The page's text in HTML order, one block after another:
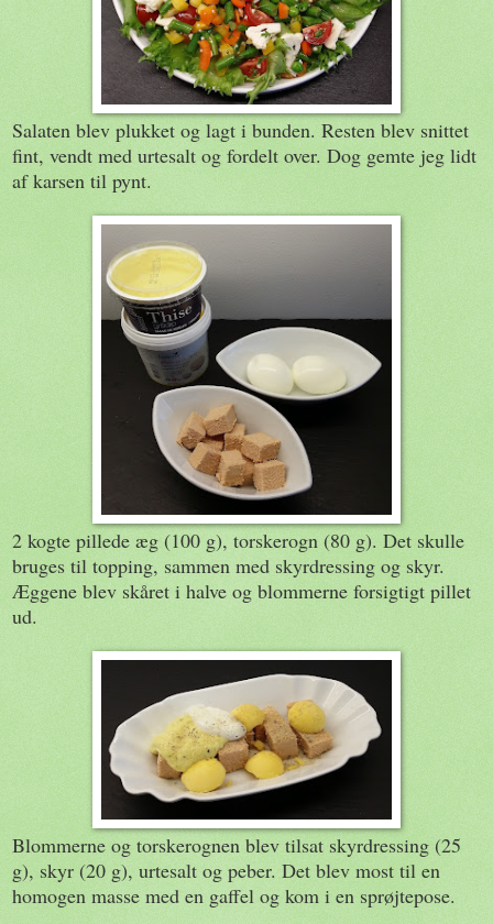
Salaten blev plukket og lagt i bunden. Resten blev snittet
fint, vendt med urtesalt og fordelt over. Dog gemte jeg lidt
af karsen til pynt.
2 kogte pillede æg (100 g), torskerogn (80 g). Det skulle
bruges til topping, sammen med skyrdressing og skyr.
Æggene blev skåret i halve og blommerne forsigtigt pillet
ud.
Blommerne og torskerognen blev tilsat skyrdressing (25
g), skyr (20 g), urtesalt og peber. Det blev most til en
homogen masse med en gaffel og kom i en sprøjtepose.